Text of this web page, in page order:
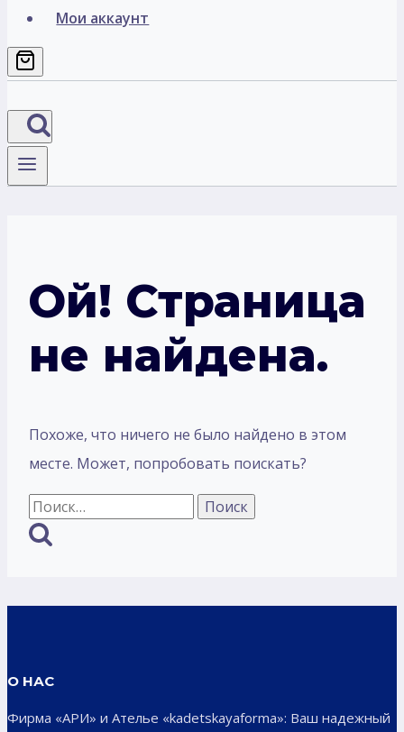
Мои аккаунт
Ой! Страница
не найдена.
Похоже, что ничего не было найдено в этом
месте. Может, попробовать поискать?
Найти:
О НАС
Фирма «АРИ» и Ателье «kadetskayaforma»: Ваш надежный